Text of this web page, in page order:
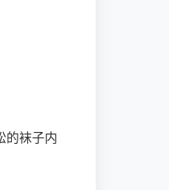
的袜子内